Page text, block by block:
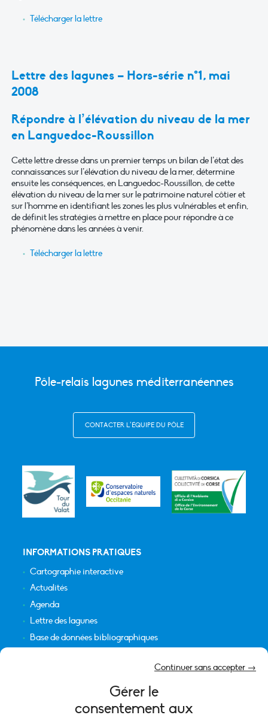
Gérer le
consentement aux
Continuer sans accepter →
Télécharger la lettre
Lettre des lagunes – Hors-série n°1, mai
2008
Répondre à l’élévation du niveau de la mer
en Languedoc-Roussillon
Cette lettre dresse dans un premier temps un bilan de l’état des
connaissances sur l’élévation du niveau de la mer, détermine
ensuite les conséquences, en Languedoc-Roussillon, de cette
élévation du niveau de la mer sur le patrimoine naturel côtier et
sur l’homme en identifiant les zones les plus vulnérables et enfin,
de définit les stratégies à mettre en place pour répondre à ce
phénomène dans les années à venir.
Télécharger la lettre
Pôle-relais lagunes méditerranéennes
CONTACTER L’ÉQUIPE DU PÔLE
INFORMATIONS PRATIQUES
Cartographie interactive
Actualités
Agenda
Lettre des lagunes
Base de données bibliographiques